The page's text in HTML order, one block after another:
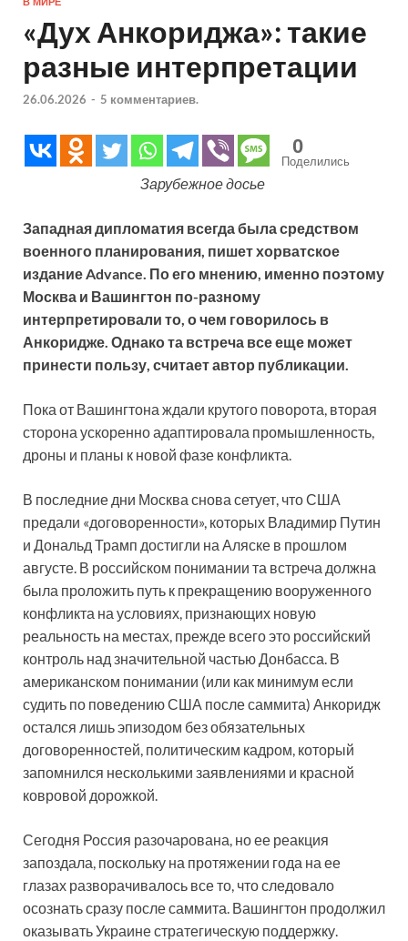
«Дух Анкориджа»: такие
разные интерпретации
26.06.2026 - 5 комментариев.
0
Поделились
Зарубежное досье
Западная дипломатия всегда была средством
военного планирования, пишет хорватское
издание Advance. По его мнению, именно поэтому
Москва и Вашингтон по-разному
интерпретировали то, о чем говорилось в
Анкоридже. Однако та встреча все еще может
принести пользу, считает автор публикации.
Пока от Вашингтона ждали крутого поворота, вторая
сторона ускоренно адаптировала промышленность,
дроны и планы к новой фазе конфликта.
В последние дни Москва снова сетует, что США
предали «договоренности», которых Владимир Путин
и Дональд Трамп достигли на Аляске в прошлом
августе. В российском понимании та встреча должна
была проложить путь к прекращению вооруженного
конфликта на условиях, признающих новую
реальность на местах, прежде всего это российский
контроль над значительной частью Донбасса. В
американском понимании (или как минимум если
судить по поведению США после саммита) Анкоридж
остался лишь эпизодом без обязательных
договоренностей, политическим кадром, который
запомнился несколькими заявлениями и красной
ковровой дорожкой.
Сегодня Россия разочарована, но ее реакция
запоздала, поскольку на протяжении года на ее
глазах разворачивалось все то, что следовало
осознать сразу после саммита. Вашингтон продолжил
оказывать Украине стратегическую поддержку.